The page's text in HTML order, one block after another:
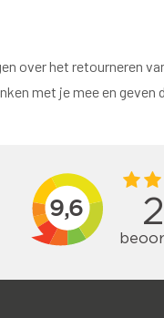
over het retourneren
met je mee en geven